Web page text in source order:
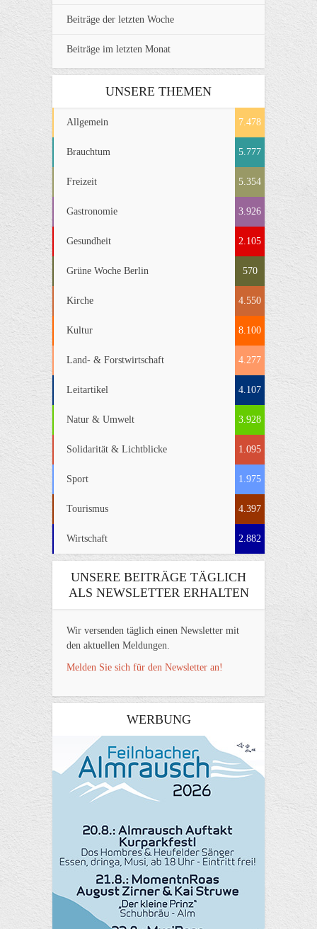
Beiträge der letzten Woche
Beiträge im letzten Monat
UNSERE THEMEN
Allgemein 7.478
Brauchtum 5.777
Freizeit 5.354
Gastronomie 3.926
Gesundheit 2.105
Grüne Woche Berlin 570
Kirche 4.550
Kultur 8.100
Land- & Forstwirtschaft 4.277
Leitartikel 4.107
Natur & Umwelt 3.928
Solidarität & Lichtblicke 1.095
Sport 1.975
Tourismus 4.397
Wirtschaft 2.882
UNSERE BEITRÄGE TÄGLICH
ALS NEWSLETTER ERHALTEN
Wir versenden täglich einen Newsletter mit
den aktuellen Meldungen.
Melden Sie sich für den Newsletter an!
WERBUNG